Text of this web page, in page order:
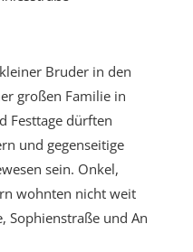
Bruder in den
großen Familie in
Festtage dürften
und gegenseitige
sein. Onkel,
wohnten nicht weit
Sophienstraße und An